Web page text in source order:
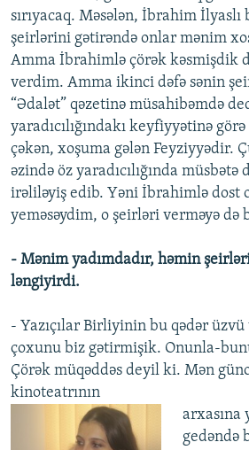
sırıyacaq. Məsələn, İbrahim
şeirlərini gətirəndə onlar mənim
Amma İbrahimlə çörək kəsmişdik
verdim. Amma ikinci dəfə sənin
“Ədalət” qəzetinə müsahibəmdə
yaradıcılığındakı keyfiyyətinə
çəkən, xoşuma gələn Feyziyyədir.
əzində öz yaradıcılığında müsbətə
irəliləyiş edib. Yəni İbrahimlə dost
yeməsəydim, o şeirləri verməyə də
- Mənim yadımdadır, həmin
ləngiyirdi.
- Yazıçılar Birliyinin bu qədər üzvü
çoxunu biz gətirmişik. Onunla-
Çörək müqəddəs deyil ki. Mən
kinoteatrının
arxasına
gedəndə